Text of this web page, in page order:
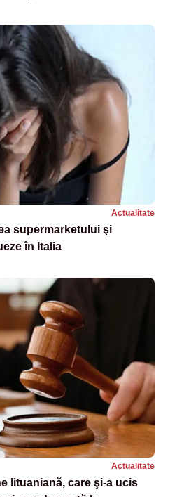
Actualitate
supermarketului şi
în Italia
Actualitate
lituaniană, care şi-a ucis